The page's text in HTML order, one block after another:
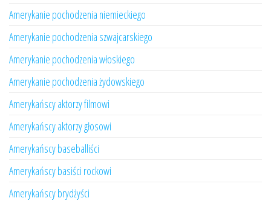
Amerykanie pochodzenia niemieckiego
Amerykanie pochodzenia szwajcarskiego
Amerykanie pochodzenia włoskiego
Amerykanie pochodzenia żydowskiego
Amerykańscy aktorzy filmowi
Amerykańscy aktorzy głosowi
Amerykańscy baseballiści
Amerykańscy basiści rockowi
Amerykańscy brydżyści